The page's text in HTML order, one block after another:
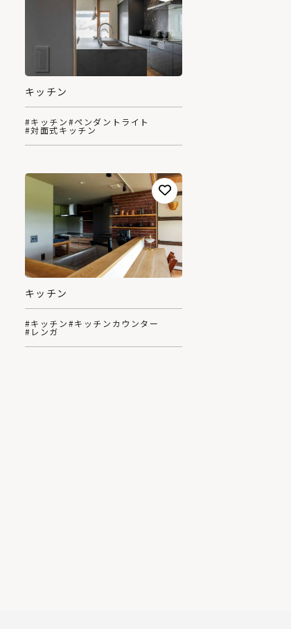
キッチン
#キッチン#ペンダントライト
#対面式キッチン
キッチン
#キッチン#キッチンカウンター
#レンガ